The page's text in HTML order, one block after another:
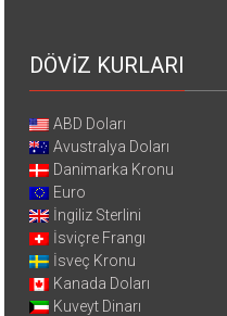
DÖVİZ KURLARI
ABD Doları
Avustralya Doları
Danimarka Kronu
Euro
İngiliz Sterlini
İsviçre Frangı
İsveç Kronu
Kanada Doları
Kuveyt Dinarı